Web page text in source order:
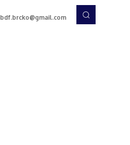
bdf.brcko@gmail.com